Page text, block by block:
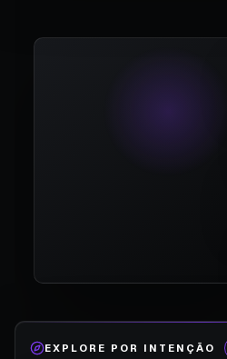
EXPLORE POR INTENÇÃO